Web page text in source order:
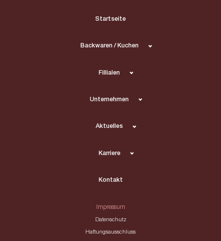
Startseite
Backwaren / Kuchen
Fillialen
Unternehmen
Aktuelles
Karriere
Kontakt
Impressum
Datenschutz
Haftungsausschluss